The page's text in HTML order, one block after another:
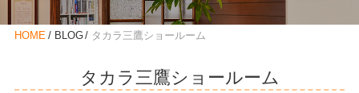
HOME BLOG タカラ三鷹ショールーム
タカラ三鷹ショールーム